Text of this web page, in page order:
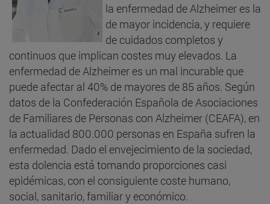
la enfermedad de Alzheimer es la
de mayor incidencia, y requiere
de cuidados completos y
continuos que implican costes muy elevados. La
enfermedad de Alzheimer es un mal incurable que
puede afectar al 40% de mayores de 85 años. Según
datos de la Confederación Española de Asociaciones
de Familiares de Personas con Alzheimer (CEAFA), en
la actualidad 800.000 personas en España sufren la
enfermedad. Dado el envejecimiento de la sociedad,
esta dolencia está tomando proporciones casi
epidémicas, con el consiguiente coste humano,
social, sanitario, familiar y económico.